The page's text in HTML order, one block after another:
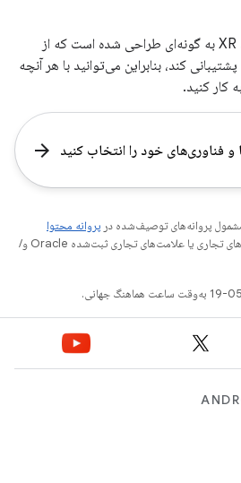
کیت توسعه نرم‌افزار اندروید XR به گونه‌ای طراحی شده است که از
کند، بنابراین می‌توانید با هر آنچه
کار کنید.
و فناوری‌های خود را انتخاب کنید arrow_forward
پروانه‌های توصیف‌شده در پروانه محتوا
هستند. جاوا و OpenJDK علامت‌های تجاری یا علامت‌های تجاری ثبت‌شده Oracle و/